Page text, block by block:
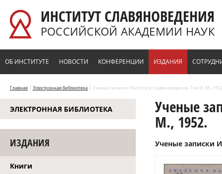
ИНСТИТУТ СЛАВЯНОВЕДЕНИЯ
РОССИЙСКОЙ АКАДЕМИИ НАУК
ОБ ИНСТИТУТЕ НОВОСТИ КОНФЕРЕНЦИИ ИЗДАНИЯ
Главная / Электронная библиотека / Ученые записки Института славяноведения. Том VI. М.,
ЭЛЕКТРОННАЯ БИБЛИОТЕКА
ИЗДАНИЯ
Книги
Ученые
М., 1952.
Ученые записки